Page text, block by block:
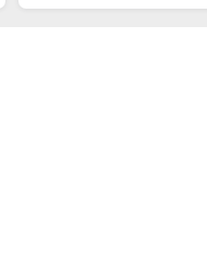
Demokrasi di